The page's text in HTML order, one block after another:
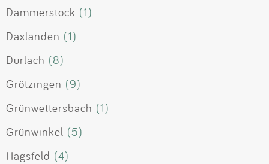
Dammerstock (1)
Daxlanden (1)
Durlach (8)
Grötzingen (9)
Grünwettersbach (1)
Grünwinkel (5)
Hagsfeld (4)